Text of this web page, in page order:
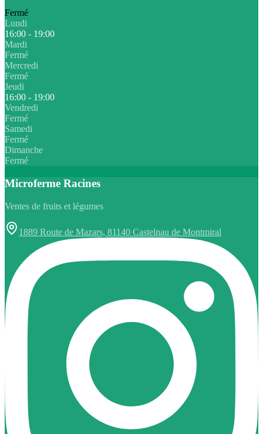
Fermé
Lundi
16:00 - 19:00
Mardi
Fermé
Mercredi
Fermé
Jeudi
16:00 - 19:00
Vendredi
Fermé
Samedi
Fermé
Dimanche
Fermé
Microferme Racines
Ventes de fruits et légumes
1889 Route de Mazars, 81140 Castelnau de Montmiral